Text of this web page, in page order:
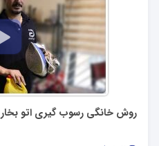
روش خانگی رسوب گیری اتو بخار